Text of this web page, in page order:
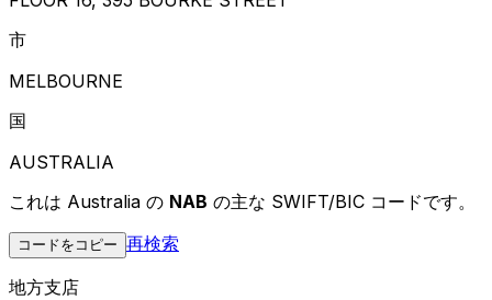
市
MELBOURNE
国
AUSTRALIA
これは Australia の NAB の主な SWIFT/BIC コードです。
コードをコピー 再検索
地方支店